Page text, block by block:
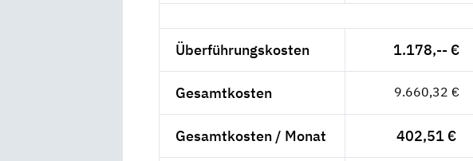
Überführungskosten 1.178,-- €
Gesamtkosten 9.660,32 €
Gesamtkosten / Monat 402,51 €